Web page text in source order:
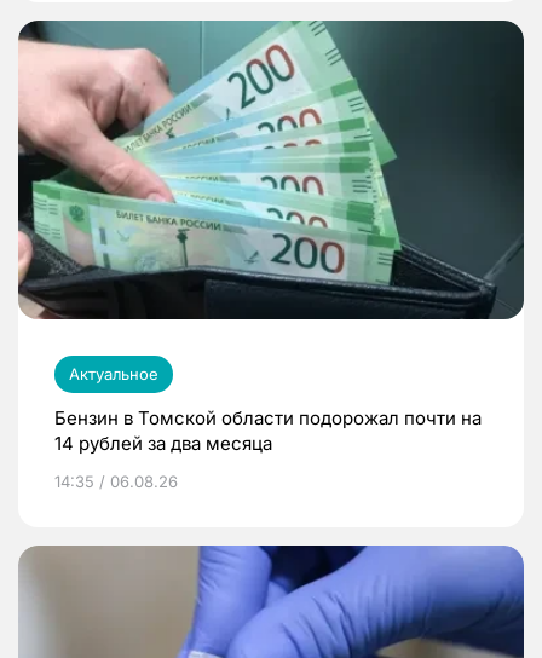
Актуальное
Бензин в Томской области подорожал почти на
14 рублей за два месяца
14:35 / 06.08.26